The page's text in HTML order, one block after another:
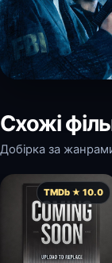
Схожі
Добірка за
TMDb ★ 10.0